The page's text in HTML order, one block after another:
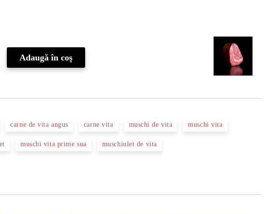
carne de vita angus carne vita muschi de vita muschi vita
muschi vita prime sua muschiulet de vita